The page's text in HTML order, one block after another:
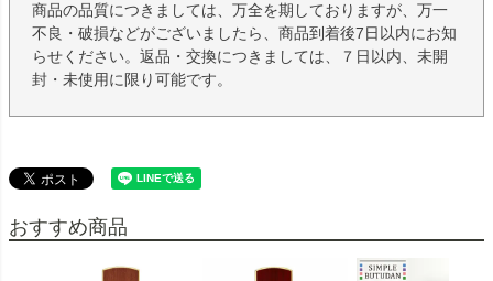
商品の品質につきましては、万全を期しておりますが、万一
不良・破損などがございましたら、商品到着後7日以内にお知
らせください。返品・交換につきましては、７日以内、未開
封・未使用に限り可能です。
おすすめ商品